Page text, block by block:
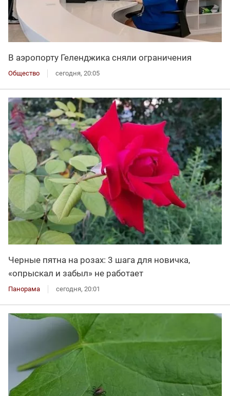
В аэропорту Геленджика сняли ограничения
Общество сегодня, 20:05
Черные пятна на розах: 3 шага для новичка,
«опрыскал и забыл» не работает
Панорама сегодня, 20:01